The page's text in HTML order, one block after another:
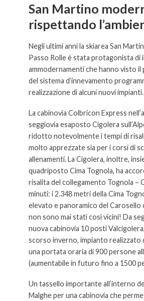
San Martino
rispettando
Negli ultimi anni la skiarea San
Passo Rolle è stata protagonista di
ammodernamenti che hanno visto
del sistema d’innevamento
realizzazione di alcuni nuovi impianti.
La cabinovia Colbricon Express
seggiovia esaposto Cigolera
ridotto notevolmente i tempi di
molto apprezzate sia per i corsi di
allenamenti. La Cigolera, inoltre,
quadriposto Cima Tognola, ha
risalita del collegamento Tognola –
minuti: i 2.348 metri della Cima
elevato e panoramico del Carosello
non sono mai stati così vicini! Da
nuova cabinovia 10 posti
scorso inverno, impianto realizzato
una portata oraria di 900 persone
(aumentabile in futuro fino a 1500
Un tassello importante all’interno
Malghe per una cabinovia che